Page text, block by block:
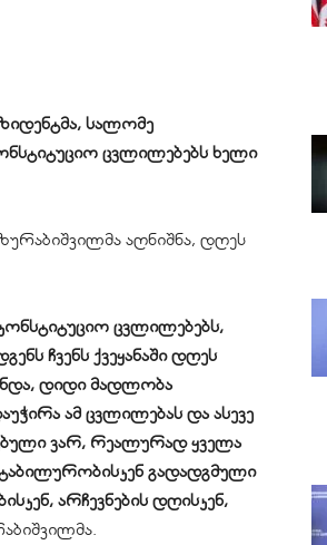
სალომე
ცვლილებებს ხელი
აღნიშნა, დღეს
ცვლილებებს,
ჩვენს ქვეყანაში დღეს
დიდი მადლობა
ამ ცვლილებას და ასევე
ვარ, რეალურად ყველა
გადადგმული
არჩევნების დღისკენ,